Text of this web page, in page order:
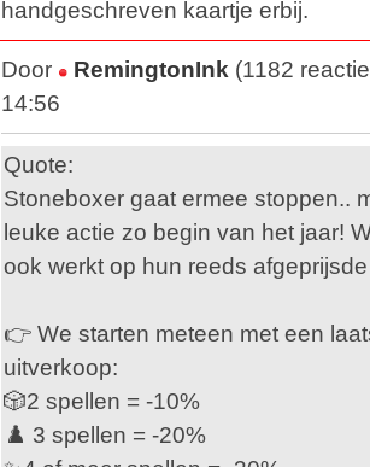
handgeschreven kaartje erbij.
Door RemingtonInk (1182
14:56
Quote:
Stoneboxer gaat ermee stoppen..
leuke actie zo begin van het jaar!
ook werkt op hun reeds
👉 We starten meteen met een
uitverkoop:
🎲2 spellen = -10%
♟️ 3 spellen = -20%